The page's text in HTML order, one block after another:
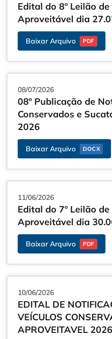
Edital do 8º Leilão
Aproveitável dia
Baixar Arquivo PDF
08/07/2026
08º Publicação de
Conservados e
2026
Baixar Arquivo DOCX
11/06/2026
Edital do 7º Leilão
Aproveitável dia
Baixar Arquivo PDF
10/06/2026
EDITAL DE
VEÍCULOS
APROVEITAVEL